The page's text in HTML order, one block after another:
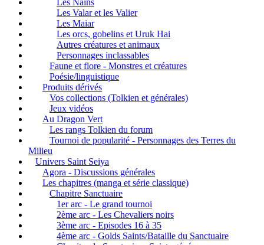
Les Valar et les Valier
Les Maiar
Les orcs, gobelins et Uruk Hai
Autres créatures et animaux
Personnages inclassables
Faune et flore - Monstres et créatures
Poésie/linguistique
Produits dérivés
Vos collections (Tolkien et générales)
Jeux vidéos
Au Dragon Vert
Les rangs Tolkien du forum
Tournoi de popularité - Personnages des Terres du
Milieu
Univers Saint Seiya
Agora - Discussions générales
Les chapitres (manga et série classique)
Chapitre Sanctuaire
1er arc - Le grand tournoi
2ème arc - Les Chevaliers noirs
3ème arc - Episodes 16 à 35
4ème arc - Golds Saints/Bataille du Sanctuaire